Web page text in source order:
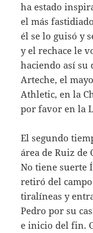
ha estado
el más
él se lo guisó y
y el rechace le
haciendo así su
Arteche, el
Athletic, en la
por favor en la
El segundo
área de Ruiz de
No tiene suerte
retiró del
tiralíneas y
Pedro por su
e inicio del fin.